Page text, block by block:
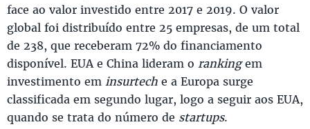
face ao valor investido entre 2017 e 2019. O valor
global foi distribuído entre 25 empresas, de um total
de 238, que receberam 72% do financiamento
disponível. EUA e China lideram o rankingem
investimento em insurtech e a Europa surge
classificada em segundo lugar, logo a seguir aos EUA,
quando se trata do número de startups.